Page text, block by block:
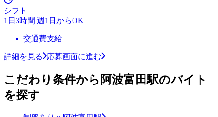
シフト
1日3時間 週1日からOK
交通費支給
詳細を見る 応募画面に進む
こだわり条件から阿波富田駅のバイト
を探す